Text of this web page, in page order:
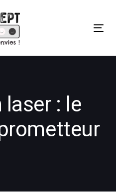
: le